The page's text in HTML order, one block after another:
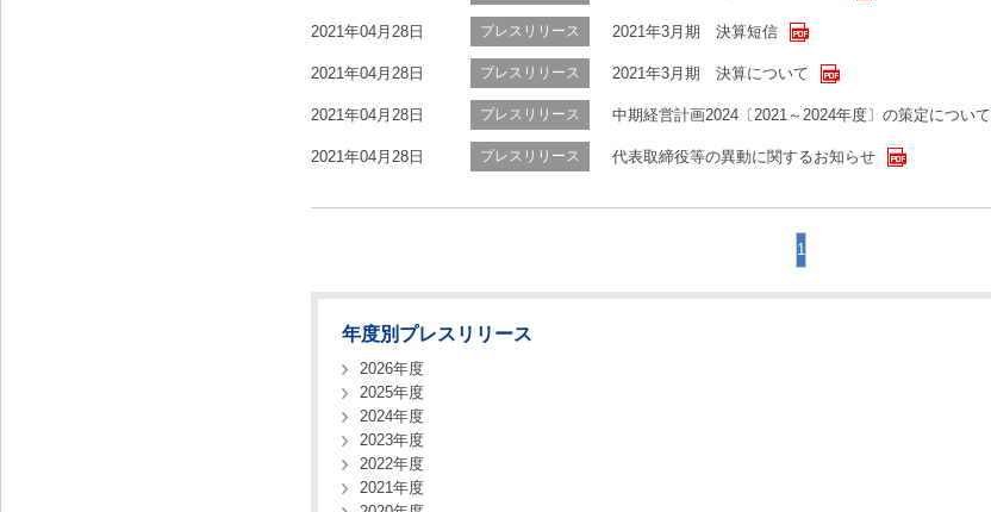
2021年04月28日 プレスリリース 2021年3月期 決算短信
2021年04月28日 プレスリリース 2021年3月期 決算について
2021年04月28日 プレスリリース 中期経営計画2024〔2021～2024年度〕の策定について
2021年04月28日 プレスリリース 代表取締役等の異動に関するお知らせ
1
年度別プレスリリース
2026年度
2025年度
2024年度
2023年度
2022年度
2021年度